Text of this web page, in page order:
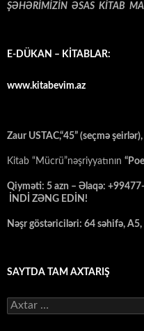
ŞƏHƏRİMİZİN ƏSAS KİTAB
E-DÜKAN – KİTABLAR:
www.kitabevim.az
Zaur USTAC,“45” (seçmə
Kitab “Mücrü”nəşriyyatının
Qiyməti: 5 azn – Əlaqə:
İNDİ ZƏNG EDİN!
Nəşr göstəriciləri: 64 səhifə,
SAYTDA TAM AXTARIŞ
Axtarış: